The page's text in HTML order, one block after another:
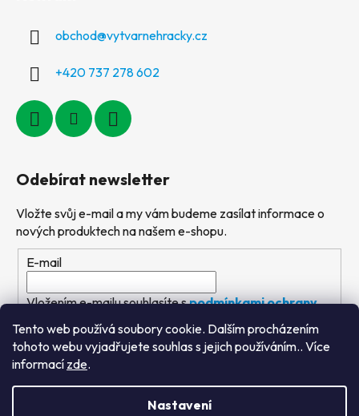
Tento web používá soubory cookie. Dalším procházením
tohoto webu vyjadřujete souhlas s jejich používáním.. Více
informací zde.
Nastavení
obchod@vytvarnehracky.cz
+420 737 278 602
Odebírat newsletter
Vložte svůj e-mail a my vám budeme zasílat informace o
nových produktech na našem e-shopu.
E-mail
Vložením e-mailu souhlasíte spodmínkami ochrany
osobních údajů
PŘIHLÁSIT SE